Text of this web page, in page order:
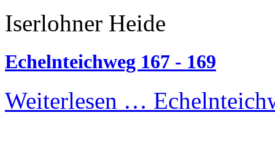
Iserlohner Heide
Echelnteichweg 167 - 169
Weiterlesen …